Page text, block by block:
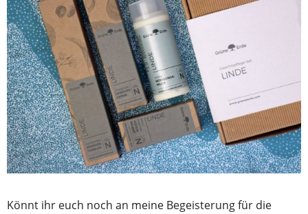
Könnt ihr euch noch an meine Begeisterung für die